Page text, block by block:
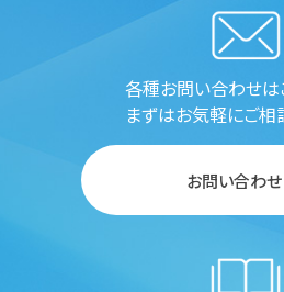
各種お問い合わせは
まずはお気軽にご相
お問い合わせ